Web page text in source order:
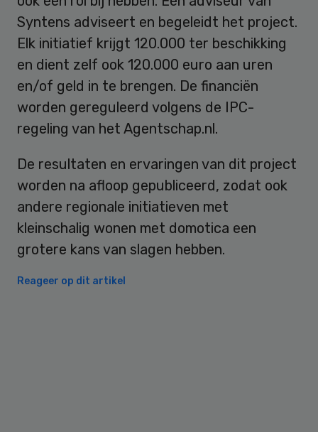
Syntens adviseert en begeleidt het project.
Elk initiatief krijgt 120.000 ter beschikking
en dient zelf ook 120.000 euro aan uren
en/of geld in te brengen. De financiën
worden gereguleerd volgens de IPC-
regeling van het Agentschap.nl.
De resultaten en ervaringen van dit project
worden na afloop gepubliceerd, zodat ook
andere regionale initiatieven met
kleinschalig wonen met domotica een
grotere kans van slagen hebben.
Reageer op dit artikel